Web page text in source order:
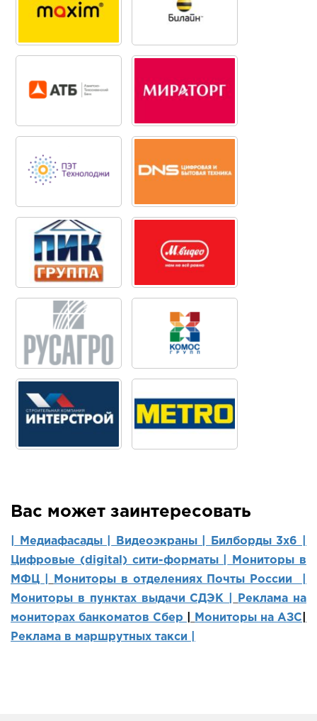
Вас может заинтересовать
| Медиафасады | Видеоэкраны |
Билборды 3х6 |
Цифровые (digital) сити-форматы |
Мониторы в
МФЦ |
Мониторы в отделениях Почты России |
Мониторы в пунктах выдачи СДЭК |
Реклама на
мониторах банкоматов Сбер
Мониторы на АЗС
Реклама в маршрутных такси |